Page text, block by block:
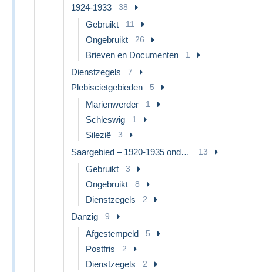
1924-1933 38
Gebruikt 11
Ongebruikt 26
Brieven en Documenten 1
Dienstzegels 7
Plebiscietgebieden 5
Marienwerder 1
Schleswig 1
Silezië 3
Saargebied – 1920-1935 onder Volkenbond 13
Gebruikt 3
Ongebruikt 8
Dienstzegels 2
Danzig 9
Afgestempeld 5
Postfris 2
Dienstzegels 2